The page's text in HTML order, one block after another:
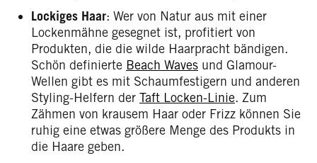
Lockiges Haar: Wer von Natur aus mit einer
Lockenmähne gesegnet ist, profitiert von
Produkten, die die wilde Haarpracht bändigen.
Schön definierte Beach Waves und Glamour-
Wellen gibt es mit Schaumfestigern und anderen
Styling-Helfern der Taft Locken-Linie. Zum
Zähmen von krausem Haar oder Frizz können Sie
ruhig eine etwas größere Menge des Produkts in
die Haare geben.